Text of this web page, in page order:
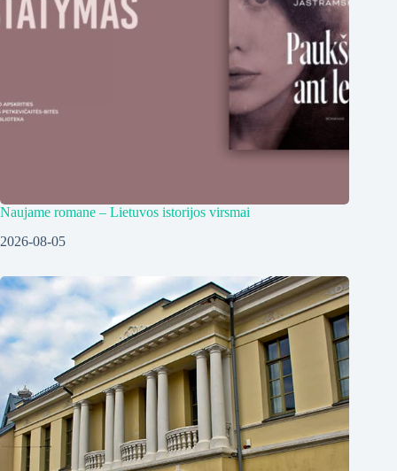
Naujame romane – Lietuvos istorijos virsmai
2026-08-05